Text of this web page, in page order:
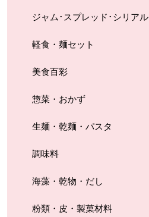
ジャム･スプレッド･シリアル
軽食・麺セット
美食百彩
惣菜・おかず
生麺・乾麺・パスタ
調味料
海藻・乾物・だし
粉類・皮・製菓材料